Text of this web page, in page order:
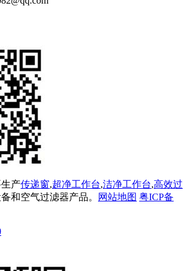
产传递窗,超净工作台,洁净工作台,高效过
和空气过滤器产品。 网站地图 粤ICP备